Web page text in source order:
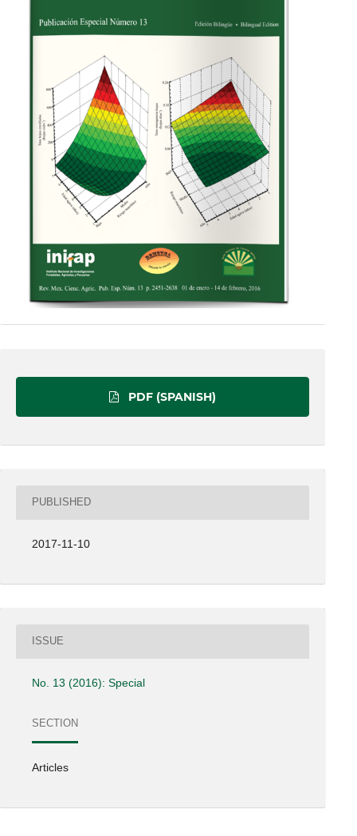
PDF (SPANISH)
PUBLISHED
2017-11-10
ISSUE
No. 13 (2016): Special
SECTION
Articles